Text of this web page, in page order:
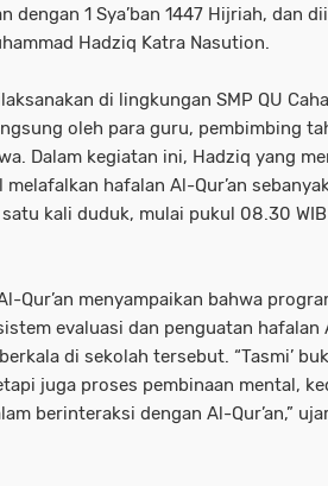
dengan 1 Sya’ban 1447 Hijriah, dan
Hadziq Katra Nasution.
di lingkungan SMP QU
oleh para guru, pembimbing
Dalam kegiatan ini, Hadziq yang
hafalan Al-Qur’an
kali duduk, mulai pukul 08.30
Qur’an menyampaikan bahwa
evaluasi dan penguatan hafalan
di sekolah tersebut. “Tasmi’
juga proses pembinaan mental,
berinteraksi dengan Al-Qur’an,”